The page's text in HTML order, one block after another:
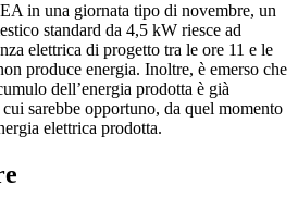
in una giornata tipo di novembre, un
standard da 4,5 kW riesce ad
elettrica di progetto tra le ore 11 e le
produce energia. Inoltre, è emerso che
dell’energia prodotta è già
sarebbe opportuno, da quel momento
elettrica prodotta.